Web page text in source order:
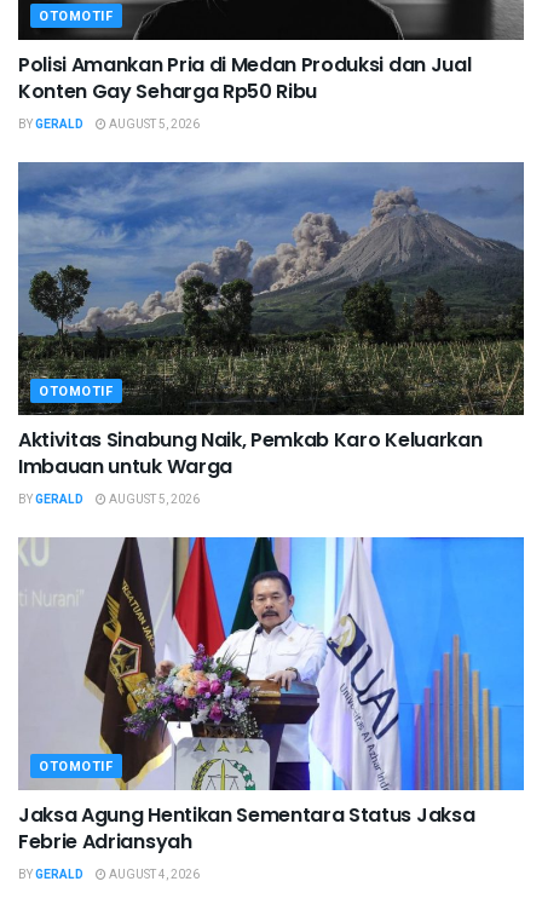
OTOMOTIF
Polisi Amankan Pria di Medan Produksi dan Jual
Konten Gay Seharga Rp50 Ribu
BYGERALD AUGUST 5, 2026
OTOMOTIF
Aktivitas Sinabung Naik, Pemkab Karo Keluarkan
Imbauan untuk Warga
BYGERALD AUGUST 5, 2026
OTOMOTIF
Jaksa Agung Hentikan Sementara Status Jaksa
Febrie Adriansyah
BYGERALD AUGUST 4, 2026